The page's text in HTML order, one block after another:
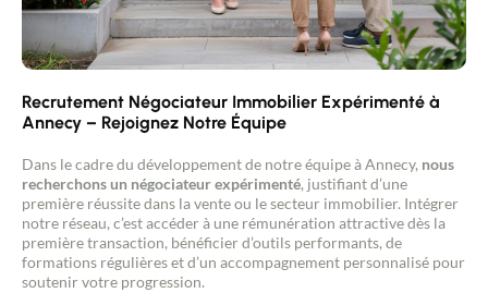
Actualités
Guides
Contact
Recrutement Négociateur Immobilier Expérimenté à
Annecy – Rejoignez Notre Équipe
Dans le cadre du développement de notre équipe à Annecy, nous
recherchons un négociateur expérimenté, justifiant d’une
première réussite dans la vente ou le secteur immobilier. Intégrer
notre réseau, c’est accéder à une rémunération attractive dès la
première transaction, bénéficier d’outils performants, de
formations régulières et d’un accompagnement personnalisé pour
soutenir votre progression.